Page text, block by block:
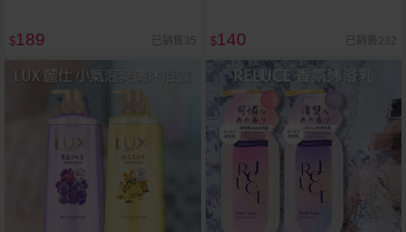
$189 已銷售35 $140 已銷售232